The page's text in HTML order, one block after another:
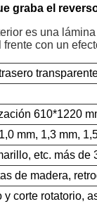
graba el
es una
con un
610*1220
mm, 1,3 mm,
etc. más de
de madera,
y corte